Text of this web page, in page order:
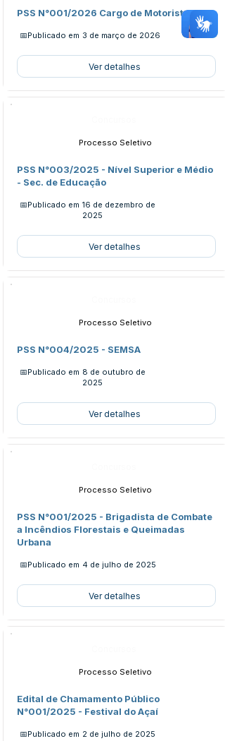
PSS N°001/2026 Cargo de Motoristas
📅Publicado em 3 de março de 2026
Ver detalhes
Processo Seletivo
PSS N°003/2025 - Nível Superior e Médio
- Sec. de Educação
📅Publicado em 16 de dezembro de
2025
Ver detalhes
Processo Seletivo
PSS N°004/2025 - SEMSA
📅Publicado em 8 de outubro de
2025
Ver detalhes
Processo Seletivo
PSS N°001/2025 - Brigadista de Combate
a Incêndios Florestais e Queimadas
Urbana
📅Publicado em 4 de julho de 2025
Ver detalhes
Processo Seletivo
Edital de Chamamento Público
N°001/2025 - Festival do Açaí
📅Publicado em 2 de julho de 2025